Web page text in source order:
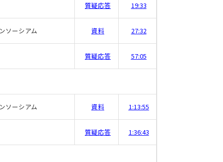
質疑応答 19:33
ソーシアム 資料 27:32
質疑応答 57:05
ソーシアム 資料 1:13:55
質疑応答 1:36:43